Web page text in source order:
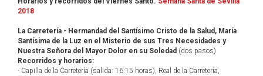
2018
La Carretería - Hermandad del Santísimo Cristo de la Salud, María
Santísima de la Luz en el Misterio de sus Tres Necesidades y
Nuestra Señora del Mayor Dolor en su Soledad (dos pasos)
Recorridos y horarios:
· Capilla de la Carretería (salida: 16:15 horas), Real de la Carretería,